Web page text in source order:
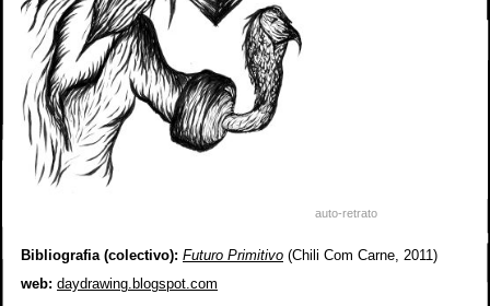
auto-retrato
Bibliografia (colectivo): Futuro Primitivo (Chili Com Carne, 2011)
web: daydrawing.blogspot.com